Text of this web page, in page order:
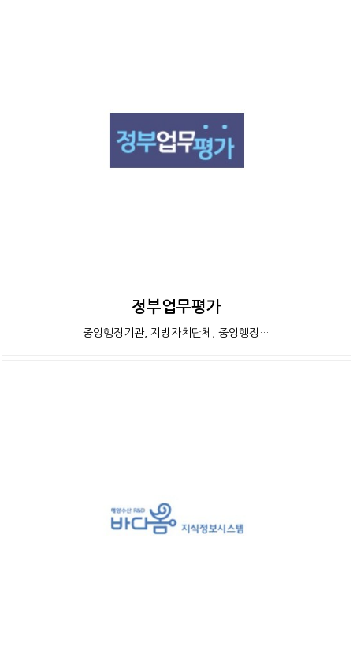
정부업무평가
중앙행정기관, 지방자치단체, 중앙행정…